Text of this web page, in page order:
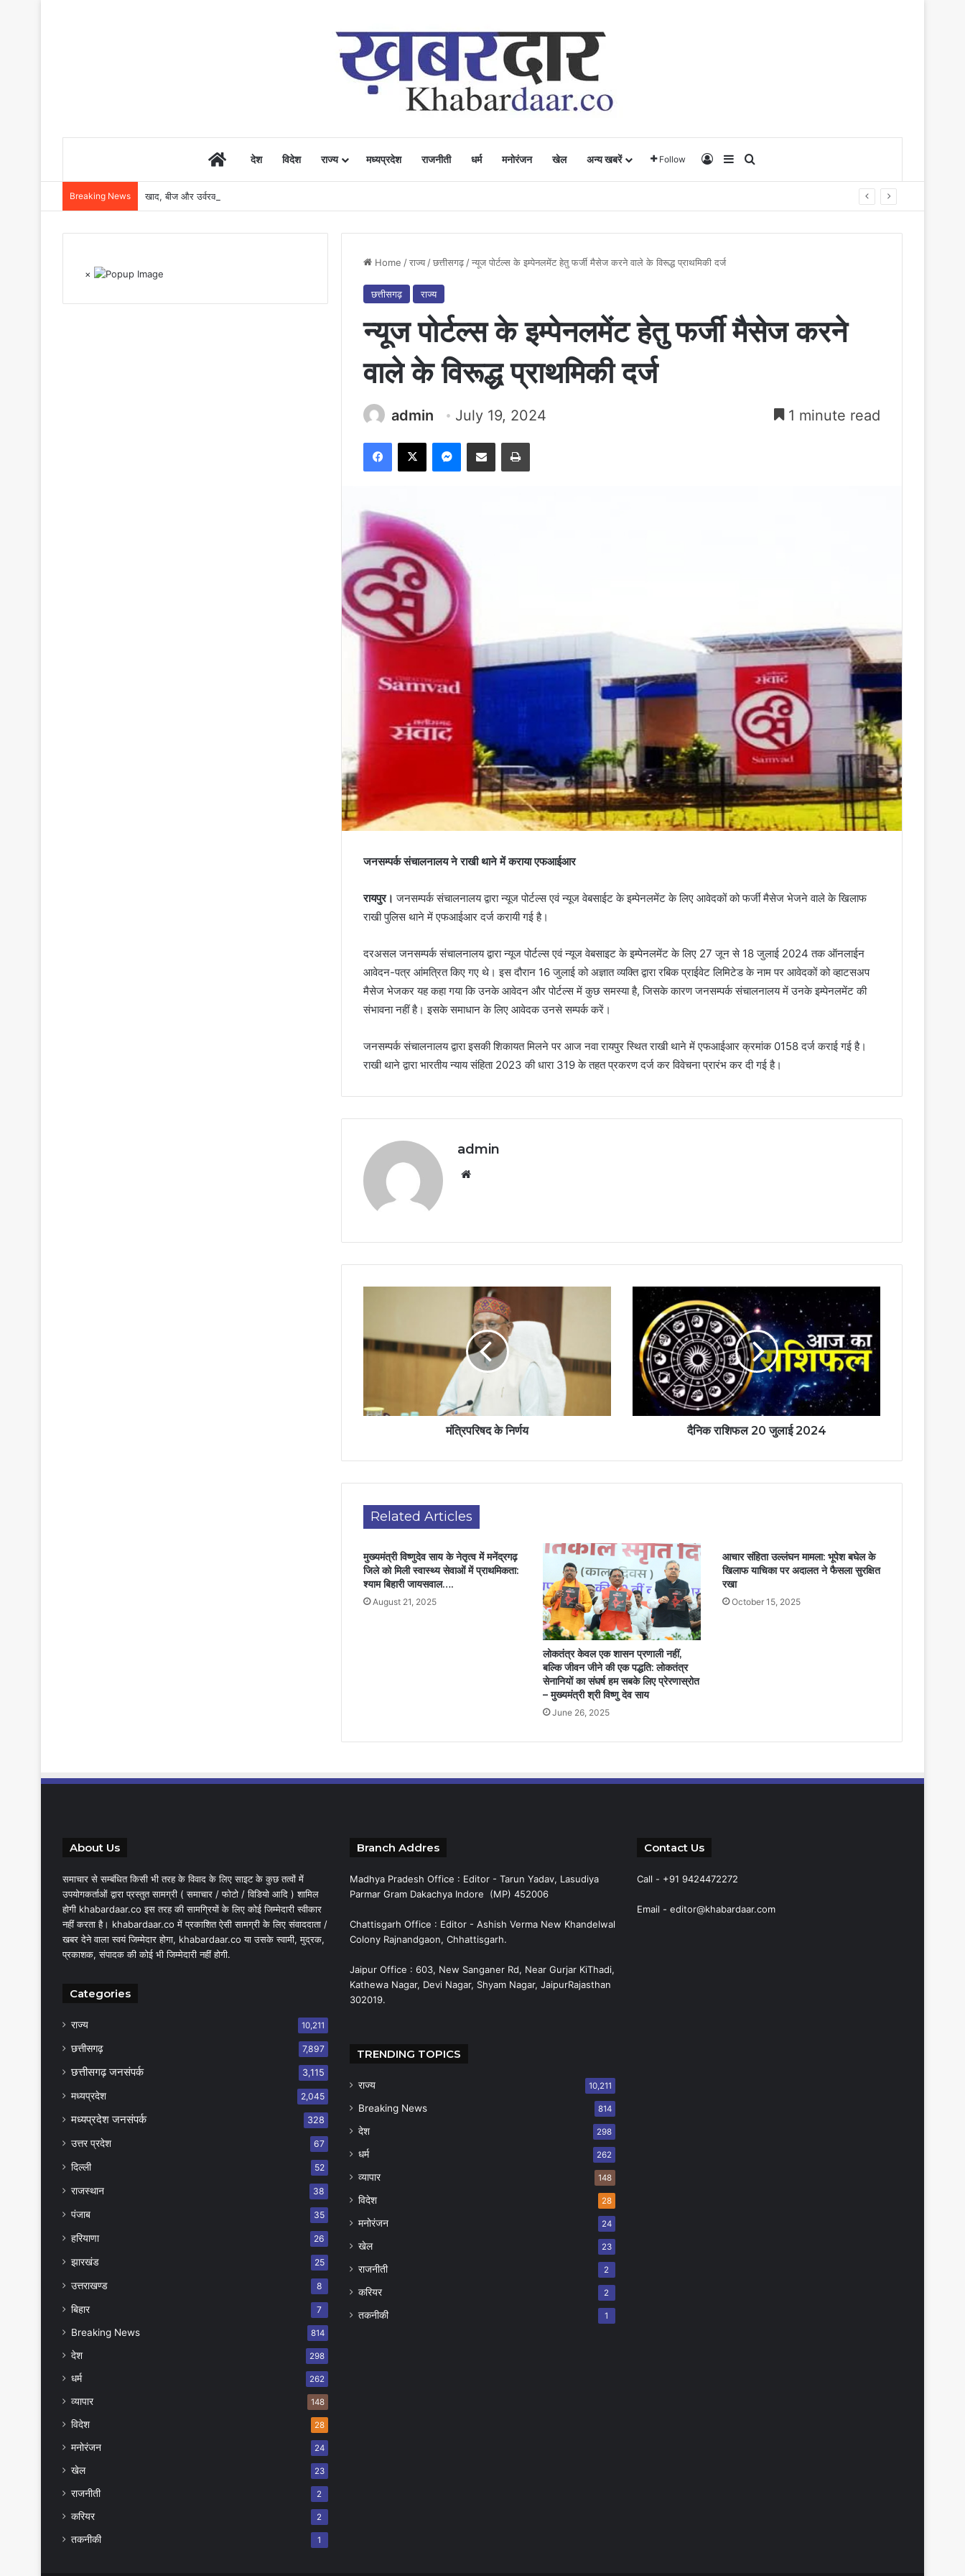
Homeदेश विदेश राज्य मध्यप्रदेश राजनीती धर्म मनोरंजन खेल अन्य खबरें Follow Log InSidebar
Breaking News खाद, बीज और उर्वरकों की समय पर उपलब्धता से किसानों में उत्साह, नैनो डीएपी और नैनो यूरिया बने किसानों के भरोसेमंद कृषि साथी…..
Home /राज्य /छत्तीसगढ़ /न्यूज पोर्टल्स के इम्पेनलमेंट हेतु फर्जी मैसेज करने वाले के विरूद्ध प्राथमिकी दर्ज
छत्तीसगढ़ राज्य
न्यूज पोर्टल्स के इम्पेनलमेंट हेतु फर्जी मैसेज करने
वाले के विरूद्ध प्राथमिकी दर्ज
admin July 19, 2024 1 minute read
Facebook
X Messenger
Share via Email Print
जनसम्पर्क संचालनालय ने राखी थाने में कराया एफआईआर
रायपुर। जनसम्पर्क संचालनालय द्वारा न्यूज पोर्टल्स एवं न्यूज वेबसाईट के इम्पेनलमेंट के लिए आवेदकों को फर्जी मैसेज भेजने वाले के खिलाफ
राखी पुलिस थाने में एफआईआर दर्ज करायी गई है।
दरअसल जनसम्पर्क संचालनालय द्वारा न्यूज पोर्टल्स एवं न्यूज वेबसाइट के इम्पेनलमेंट के लिए 27 जून से 18 जुलाई 2024 तक ऑनलाईन
आवेदन-पत्र आंमत्रित किए गए थे। इस दौरान 16 जुलाई को अज्ञात व्यक्ति द्वारा रबिक प्राईवेट लिमिटेड के नाम पर आवेदकों को व्हाटसअप
मैसेज भेजकर यह कहा गया कि उनके आवेदन और पोर्टल्स में कुछ समस्या है, जिसके कारण जनसम्पर्क संचालनालय में उनके इम्पेनलमेंट की
संभावना नहीं है। इसके समाधान के लिए आवेदक उनसे सम्पर्क करें।
जनसम्पर्क संचालनालय द्वारा इसकी शिकायत मिलने पर आज नवा रायपुर स्थित राखी थाने में एफआईआर क्रमांक 0158 दर्ज कराई गई है।
राखी थाने द्वारा भारतीय न्याय संहिता 2023 की धारा 319 के तहत प्रकरण दर्ज कर विवेचना प्रारंभ कर दी गई है।
admin
मंत्रिपरिषद के निर्णय दैनिक राशिफल 20 जुलाई 2024
Related Articles
मुख्यमंत्री विष्णुदेव साय के नेतृत्व में मनेंद्रगढ़
जिले को मिली स्वास्थ्य सेवाओं में प्राथमिकता:
श्याम बिहारी जायसवाल….
August 21, 2025
लोकतंत्र केवल एक शासन प्रणाली नहीं,
बल्कि जीवन जीने की एक पद्धति: लोकतंत्र
सेनानियों का संघर्ष हम सबके लिए प्रेरणास्रोत
– मुख्यमंत्री श्री विष्णु देव साय
June 26, 2025
आचार संहिता उल्लंघन मामला: भूपेश बघेल के
खिलाफ याचिका पर अदालत ने फैसला सुरक्षित
रखा
October 15, 2025
×
About Us
समाचार से सम्बंधित किसी भी तरह के विवाद के लिए साइट के कुछ तत्वों में
उपयोगकर्ताओं द्वारा प्रस्तुत सामग्री ( समाचार / फोटो / विडियो आदि ) शामिल
होगी khabardaar.co इस तरह की सामग्रियों के लिए कोई जिम्मेदारी स्वीकार
नहीं करता है। khabardaar.co में प्रकाशित ऐसी सामग्री के लिए संवाददाता /
खबर देने वाला स्वयं जिम्मेदार होगा, khabardaar.co या उसके स्वामी, मुद्रक,
प्रकाशक, संपादक की कोई भी जिम्मेदारी नहीं होगी.
Categories
राज्य 10,211
छत्तीसगढ़ 7,897
छत्तीसगढ़ जनसंपर्क 3,115
मध्यप्रदेश 2,045
मध्यप्रदेश जनसंपर्क 328
उत्तर प्रदेश 67
दिल्ली 52
राजस्थान 38
पंजाब 35
हरियाणा 26
झारखंड 25
उत्तराखण्ड 8
बिहार 7
Breaking News 814
देश 298
धर्म 262
व्यापार 148
विदेश 28
मनोरंजन 24
खेल 23
राजनीती 2
करियर 2
तकनीकी 1
Branch Addres
Madhya Pradesh Office : Editor - Tarun Yadav, Lasudiya
Parmar Gram Dakachya Indore (MP) 452006
Chattisgarh Office : Editor - Ashish Verma New Khandelwal
Colony Rajnandgaon, Chhattisgarh.
Jaipur Office : 603, New Sanganer Rd, Near Gurjar KiThadi,
Kathewa Nagar, Devi Nagar, Shyam Nagar, JaipurRajasthan
302019.
TRENDING TOPICS
राज्य 10,211
Breaking News 814
देश 298
धर्म 262
व्यापार 148
विदेश 28
मनोरंजन 24
खेल 23
राजनीती 2
करियर 2
तकनीकी 1
Contact Us
Call - +91 9424472272
Email - editor@khabardaar.com